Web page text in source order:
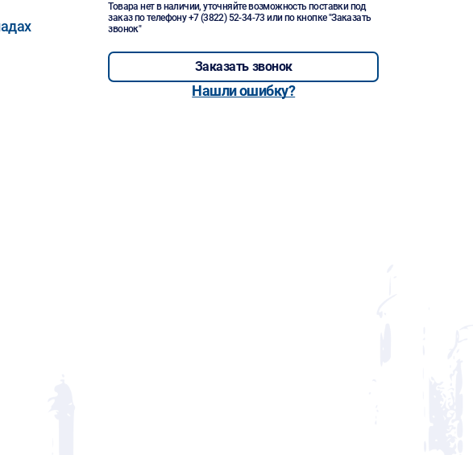
Товара нет в наличии, уточняйте возможность поставки под
заказ по телефону+7 (3822) 52-34-73 или по кнопке "Заказать
звонок"
Заказать звонок
Нашли ошибку?